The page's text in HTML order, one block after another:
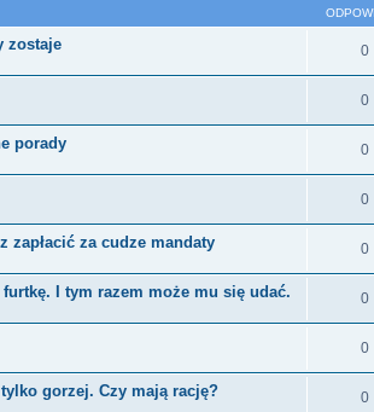
zostaje 0
0
porady 0
0
zapłacić za cudze mandaty 0
I tym razem może mu się udać. 0
0
gorzej. Czy mają rację? 0